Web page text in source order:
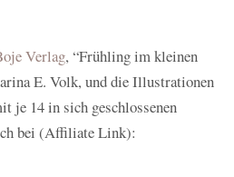
Verlag, “Frühling im kleinen
E. Volk, und die Illustrationen
je 14 in sich geschlossenen
bei (Affiliate Link):